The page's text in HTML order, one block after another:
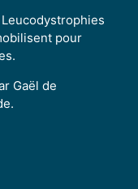
pour
Gaël de